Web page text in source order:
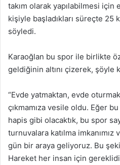
takım olarak yapılabilmesi
kişiyle başladıkları süreçte 25
söyledi.
Karaoğlan bu spor ile birlikte
geldiğinin altını çizerek, şöyle
“Evde yatmaktan, evde
çıkmamıza vesile oldu. Eğer
hapis gibi olacaktık, bu spor
turnuvalara katılma
gün bir araya geliyoruz. Bu
Hareket her insan için